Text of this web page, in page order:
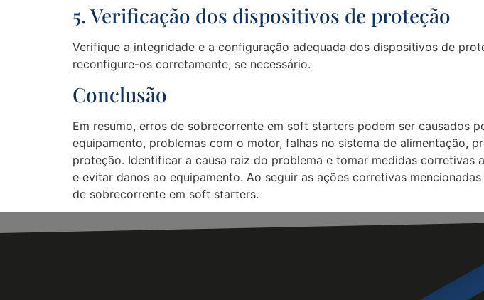
5. Verificação dos dispositivos de proteção
Verifique a integridade e a configuração adequada dos dispositivos de
reconfigure-os corretamente, se necessário.
Conclusão
Em resumo, erros de sobrecorrente em soft starters podem ser causados
equipamento, problemas com o motor, falhas no sistema de alimentação,
proteção. Identificar a causa raiz do problema e tomar medidas
e evitar danos ao equipamento. Ao seguir as ações corretivas
de sobrecorrente em soft starters.